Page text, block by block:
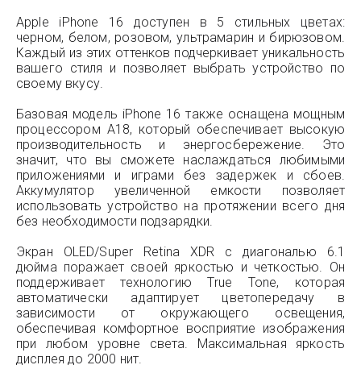
Apple iPhone 16 доступен в 5 стильных цветах:
черном, белом, розовом, ультрамарин и бирюзовом.
Каждый из этих оттенков подчеркивает уникальность
вашего стиля и позволяет выбрать устройство по
своему вкусу.
Базовая модель iPhone 16 также оснащена мощным
процессором A18, который обеспечивает высокую
производительность и энергосбережение. Это
значит, что вы сможете наслаждаться любимыми
приложениями и играми без задержек и сбоев.
Аккумулятор увеличенной емкости позволяет
использовать устройство на протяжении всего дня
без необходимости подзарядки.
Экран OLED/Super Retina XDR с диагональю 6.1
дюйма поражает своей яркостью и четкостью. Он
поддерживает технологию True Tone, которая
автоматически адаптирует цветопередачу в
зависимости от окружающего освещения,
обеспечивая комфортное восприятие изображения
при любом уровне света. Максимальная яркость
дисплея до 2000 нит.